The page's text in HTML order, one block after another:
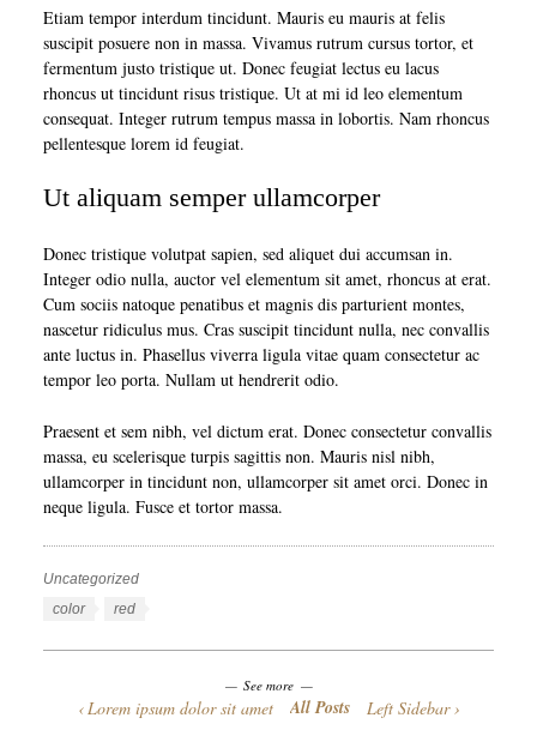
Etiam tempor interdum tincidunt. Mauris eu mauris at felis
suscipit posuere non in massa. Vivamus rutrum cursus tortor, et
fermentum justo tristique ut. Donec feugiat lectus eu lacus
rhoncus ut tincidunt risus tristique. Ut at mi id leo elementum
consequat. Integer rutrum tempus massa in lobortis. Nam rhoncus
pellentesque lorem id feugiat.
Ut aliquam semper ullamcorper
Donec tristique volutpat sapien, sed aliquet dui accumsan in.
Integer odio nulla, auctor vel elementum sit amet, rhoncus at erat.
Cum sociis natoque penatibus et magnis dis parturient montes,
nascetur ridiculus mus. Cras suscipit tincidunt nulla, nec convallis
ante luctus in. Phasellus viverra ligula vitae quam consectetur ac
tempor leo porta. Nullam ut hendrerit odio.
Praesent et sem nibh, vel dictum erat. Donec consectetur convallis
massa, eu scelerisque turpis sagittis non. Mauris nisl nibh,
ullamcorper in tincidunt non, ullamcorper sit amet orci. Donec in
neque ligula. Fusce et tortor massa.
Categories
Uncategorized
Tags
color red
See more
Lorem ipsum dolor sit amet All Posts Left Sidebar